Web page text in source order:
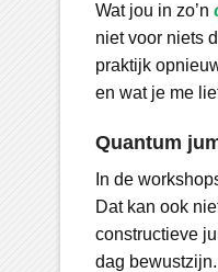
Wat jou in zo’n
niet voor niets
praktijk
en wat je me
Quantum
In de
Dat kan ook
constructieve
dag bewustzijn.